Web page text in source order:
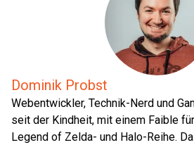
Dominik Probst
Webentwickler, Technik-Nerd und
seit der Kindheit, mit einem Faible
Legend of Zelda- und Halo-Reihe.